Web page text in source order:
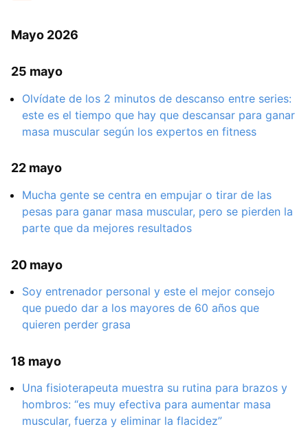
Mayo 2026
25 mayo
Olvídate de los 2 minutos de descanso entre series:
este es el tiempo que hay que descansar para ganar
masa muscular según los expertos en fitness
22 mayo
Mucha gente se centra en empujar o tirar de las
pesas para ganar masa muscular, pero se pierden la
parte que da mejores resultados
20 mayo
Soy entrenador personal y este el mejor consejo
que puedo dar a los mayores de 60 años que
quieren perder grasa
18 mayo
Una fisioterapeuta muestra su rutina para brazos y
hombros: “es muy efectiva para aumentar masa
muscular, fuerza y eliminar la flacidez”